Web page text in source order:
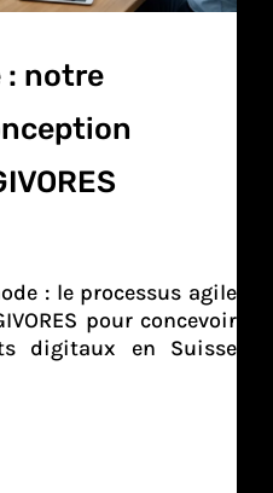
: notre
: le processus agile
pour concevoir
digitaux en Suisse